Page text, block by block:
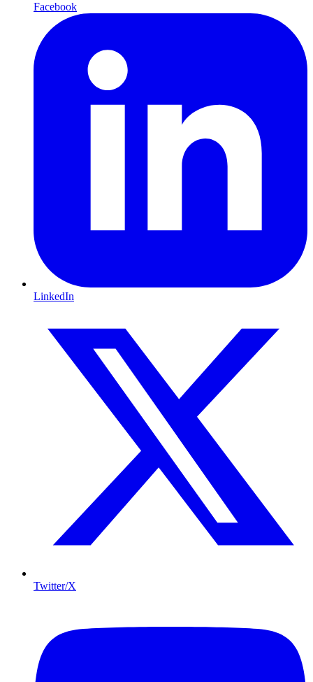
Facebook
LinkedIn
Twitter/X